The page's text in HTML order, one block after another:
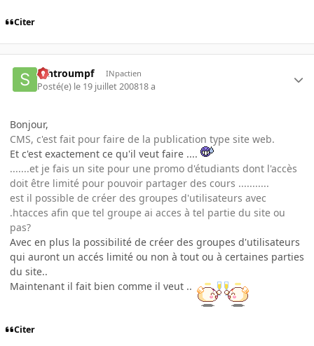
Citer
schtroumpf INpactien
Posté(e) le 19 juillet 200818 a
Bonjour,
CMS, c'est fait pour faire de la publication type site web.
Et c'est exactement ce qu'il veut faire ....
.......et je fais un site pour une promo d'étudiants dont l'accès
doit être limité pour pouvoir partager des cours ...........
est il possible de créer des groupes d'utilisateurs avec
.htacces afin que tel groupe ai acces à tel partie du site ou
pas?
Avec en plus la possibilité de créer des groupes d'utilisateurs
qui auront un accés limité ou non à tout ou à certaines parties
du site..
Maintenant il fait bien comme il veut ..
Citer